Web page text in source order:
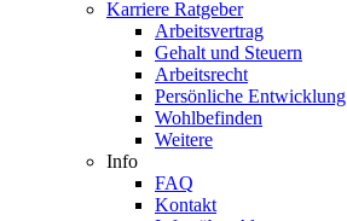
Karriere Ratgeber
Arbeitsvertrag
Gehalt und Steuern
Arbeitsrecht
Persönliche Entwicklung
Wohlbefinden
Weitere
Info
FAQ
Kontakt